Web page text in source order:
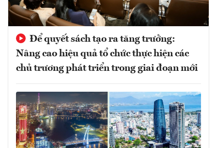
Để quyết sách tạo ra tăng trưởng:
Nâng cao hiệu quả tổ chức thực hiện các
chủ trương phát triển trong giai đoạn mới